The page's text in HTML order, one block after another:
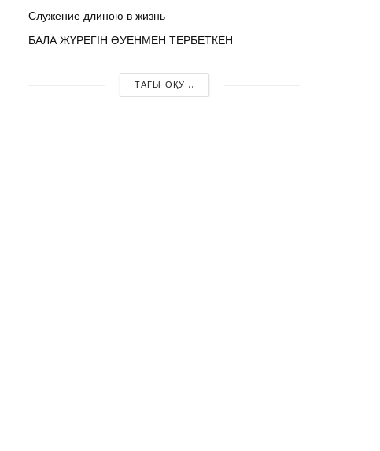
Служение длиною в жизнь
БАЛА ЖҮРЕГІН ӘУЕНМЕН ТЕРБЕТКЕН
ТАҒЫ ОҚУ...